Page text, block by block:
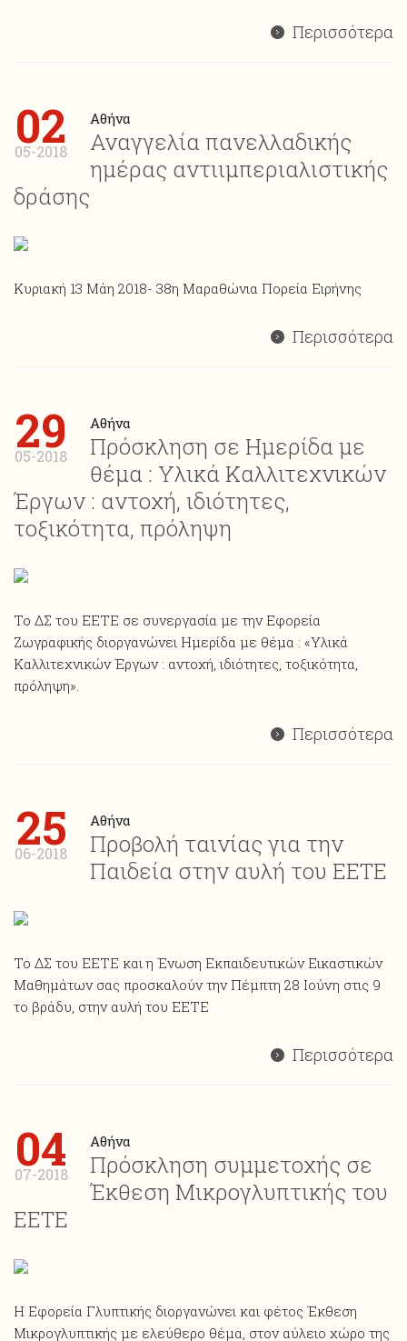
Περισσότερα
02
05-2018
Αθήνα
Αναγγελία πανελλαδικής
ημέρας αντιιμπεριαλιστικής
δράσης
Κυριακή 13 Μάη 2018- 38η Μαραθώνια Πορεία Ειρήνης
Περισσότερα
29
05-2018
Αθήνα
Πρόσκληση σε Ημερίδα με
θέμα : Υλικά Καλλιτεχνικών
Έργων : αντοχή, ιδιότητες,
τοξικότητα, πρόληψη
Το ΔΣ του ΕΕΤΕ σε συνεργασία με την Εφορεία
Ζωγραφικής διοργανώνει Ημερίδα με θέμα : «Υλικά
Καλλιτεχνικών Έργων : αντοχή, ιδιότητες, τοξικότητα,
πρόληψη».
Περισσότερα
25
06-2018
Αθήνα
Προβολή ταινίας για την
Παιδεία στην αυλή του ΕΕΤΕ
Το ΔΣ του ΕΕΤΕ και η Ένωση Εκπαιδευτικών Εικαστικών
Μαθημάτων σας προσκαλούν την Πέμπτη 28 Ιούνη στις 9
το βράδυ, στην αυλή του ΕΕΤΕ
Περισσότερα
04
07-2018
Αθήνα
Πρόσκληση συμμετοχής σε
Έκθεση Μικρογλυπτικής του
ΕΕΤΕ
Η Εφορεία Γλυπτικής διοργανώνει και φέτος Έκθεση
Mικρογλυπτικής με ελεύθερο θέμα, στον αύλειο χώρο της